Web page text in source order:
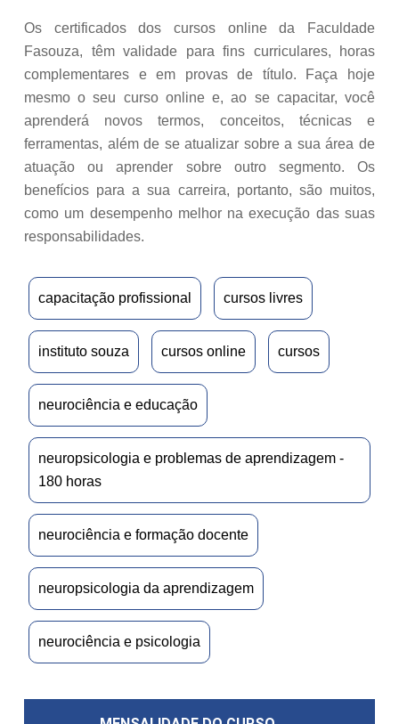
Os certificados dos cursos online da Faculdade
Fasouza, têm validade para fins curriculares, horas
complementares e em provas de título. Faça hoje
mesmo o seu curso online e, ao se capacitar, você
aprenderá novos termos, conceitos, técnicas e
ferramentas, além de se atualizar sobre a sua área de
atuação ou aprender sobre outro segmento. Os
benefícios para a sua carreira, portanto, são muitos,
como um desempenho melhor na execução das suas
responsabilidades.
capacitação profissional cursos livres
instituto souza cursos online cursos
neurociência e educação
neuropsicologia e problemas de aprendizagem -
180 horas
neurociência e formação docente
neuropsicologia da aprendizagem
neurociência e psicologia